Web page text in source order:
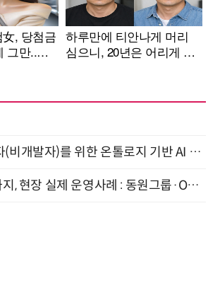
모든 업무 담당자(비개발자)를 위한 온톨로지 기반 AI 지식체계 설계 1-day 워크숍 8월 20일 개최
B2B에서 B2C까지, 현장 실제 운영사례 : 동원그룹·OCI·다이닝브랜즈그룹·당근 (8/27)